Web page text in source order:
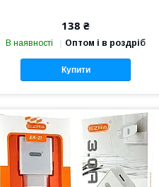
138 ₴
В наявності Оптом і в роздріб
Купити